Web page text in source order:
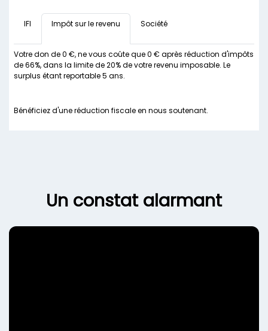
IFI Impôt sur le revenu Société
Votre don de0 €, ne vous coûte que0 € après réduction d'impôts
de 66%, dans la limite de 20% de votre revenu imposable. Le
surplus étant reportable 5 ans.
Bénéficiez d'une réduction fiscale en nous soutenant.
Un constat alarmant